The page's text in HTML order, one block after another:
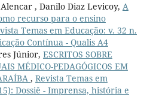
, Danilo Diaz Levicoy, A
recurso para o ensino
Temas em Educação: v. 32 n.
Contínua - Qualis A4
Júnior, ESCRITOS SOBRE
MÉDICO-PEDAGÓGICOS EM
, Revista Temas em
Dossiê - Imprensa, história e